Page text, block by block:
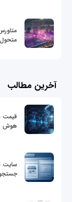
آخرین مطالب
هوش
سایت